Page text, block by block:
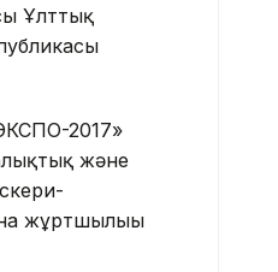
Ұлттық
2017»
және
жұртшылығы